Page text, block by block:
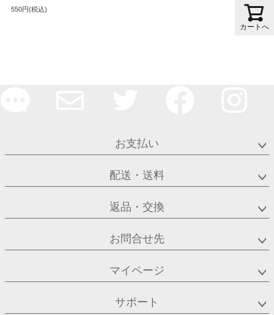
550円(税込)
お支払い
配送・送料
返品・交換
お問合せ先
マイページ
サポート
カートへ